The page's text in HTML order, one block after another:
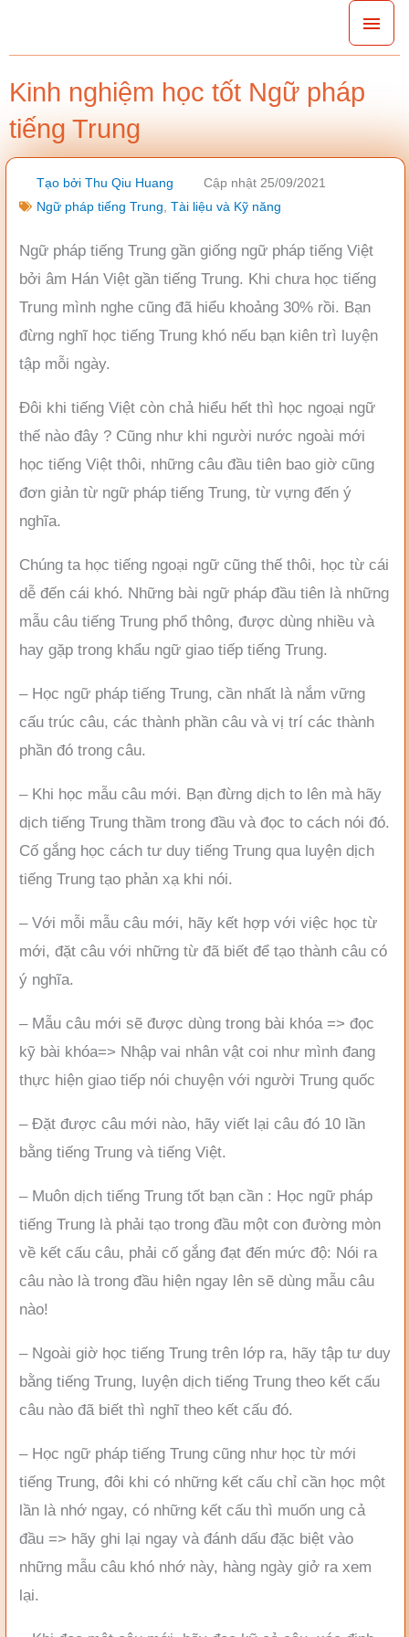
dung
Kinh nghiệm học tốt Ngữ pháp
tiếng Trung
Tạo bởi Thu Qiu Huang
Cập nhật 25/09/2021
Ngữ pháp tiếng Trung, Tài liệu và Kỹ năng
Ngữ pháp tiếng Trung gần giống ngữ pháp tiếng Việt
bởi âm Hán Việt gần tiếng Trung. Khi chưa học tiếng
Trung mình nghe cũng đã hiểu khoảng 30% rồi. Bạn
đừng nghĩ học tiếng Trung khó nếu bạn kiên trì luyện
tập mỗi ngày.
Đôi khi tiếng Việt còn chả hiểu hết thì học ngoại ngữ
thế nào đây ? Cũng như khi người nước ngoài mới
học tiếng Việt thôi, những câu đầu tiên bao giờ cũng
đơn giản từ ngữ pháp tiếng Trung, từ vựng đến ý
nghĩa.
Chúng ta học tiếng ngoại ngữ cũng thế thôi, học từ cái
dễ đến cái khó. Những bài ngữ pháp đầu tiên là những
mẫu câu tiếng Trung phổ thông, được dùng nhiều và
hay gặp trong khẩu ngữ giao tiếp tiếng Trung.
– Học ngữ pháp tiếng Trung, cần nhất là nắm vững
cấu trúc câu, các thành phần câu và vị trí các thành
phần đó trong câu.
– Khi học mẫu câu mới. Bạn đừng dịch to lên mà hãy
dịch tiếng Trung thầm trong đầu và đọc to cách nói đó.
Cố gắng học cách tư duy tiếng Trung qua luyện dịch
tiếng Trung tạo phản xạ khi nói.
– Với mỗi mẫu câu mới, hãy kết hợp với việc học từ
mới, đặt câu với những từ đã biết để tạo thành câu có
ý nghĩa.
– Mẫu câu mới sẽ được dùng trong bài khóa => đọc
kỹ bài khóa=> Nhập vai nhân vật coi như mình đang
thực hiện giao tiếp nói chuyện với người Trung quốc
– Đặt được câu mới nào, hãy viết lại câu đó 10 lần
bằng tiếng Trung và tiếng Việt.
– Muôn dịch tiếng Trung tốt bạn cần : Học ngữ pháp
tiếng Trung là phải tạo trong đầu một con đường mòn
về kết cấu câu, phải cố gắng đạt đến mức độ: Nói ra
câu nào là trong đầu hiện ngay lên sẽ dùng mẫu câu
nào!
– Ngoài giờ học tiếng Trung trên lớp ra, hãy tập tư duy
bằng tiếng Trung, luyện dịch tiếng Trung theo kết cấu
câu nào đã biết thì nghĩ theo kết cấu đó.
– Học ngữ pháp tiếng Trung cũng như học từ mới
tiếng Trung, đôi khi có những kết cấu chỉ cần học một
lần là nhớ ngay, có những kết cấu thì muốn ung cả
đầu => hãy ghi lại ngay và đánh dấu đặc biệt vào
những mẫu câu khó nhớ này, hàng ngày giở ra xem
lại.